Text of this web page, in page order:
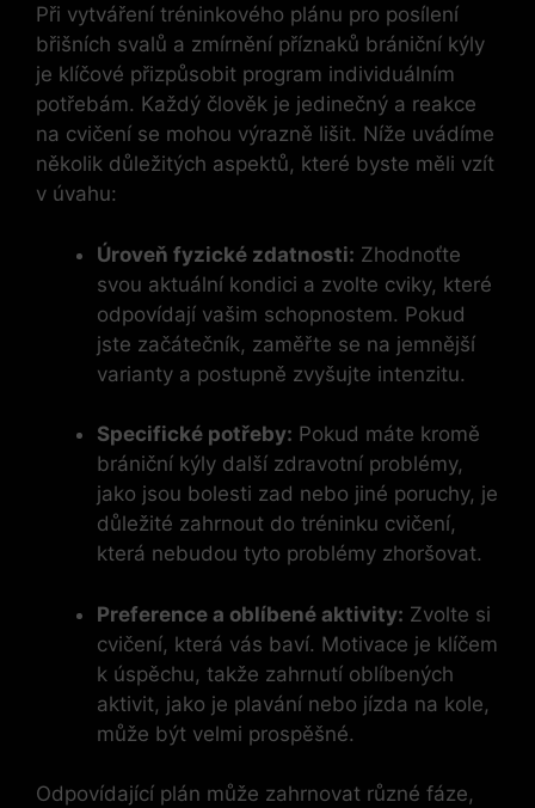
Při vytváření tréninkového plánu pro posílení
břišních svalů a zmírnění příznaků brániční kýly
je klíčové přizpůsobit program individuálním
potřebám. Každý člověk je jedinečný a reakce
na cvičení se mohou výrazně lišit. Níže uvádíme
několik důležitých aspektů, které byste měli vzít
v úvahu:
Úroveň fyzické zdatnosti: Zhodnoťte
svou aktuální kondici a zvolte cviky, které
odpovídají vašim schopnostem. Pokud
jste začátečník, zaměřte se na jemnější
varianty a postupně zvyšujte intenzitu.
Specifické potřeby: Pokud máte kromě
brániční kýly další zdravotní problémy,
jako jsou bolesti zad nebo jiné poruchy, je
důležité zahrnout do tréninku cvičení,
která nebudou tyto problémy zhoršovat.
Preference a oblíbené aktivity: Zvolte si
cvičení, která vás baví. Motivace je klíčem
k úspěchu, takže zahrnutí oblíbených
aktivit, jako je plavání nebo jízda na kole,
může být velmi prospěšné.
Odpovídající plán může zahrnovat různé fáze,